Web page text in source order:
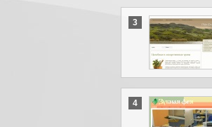
3
4